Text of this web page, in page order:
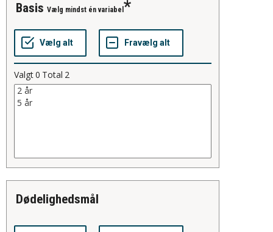
basis Vælg mindst én variabel
Valgt0 Total 2
Dødelighedsmål